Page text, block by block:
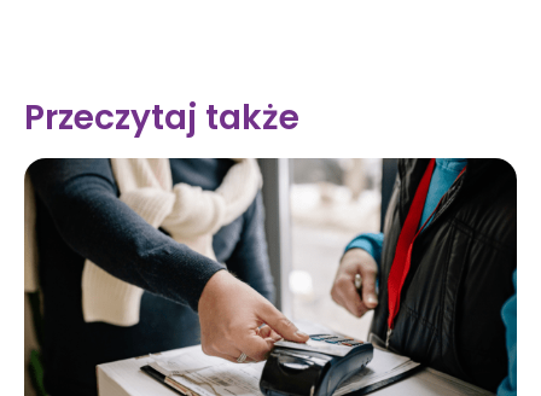
Przeczytaj także